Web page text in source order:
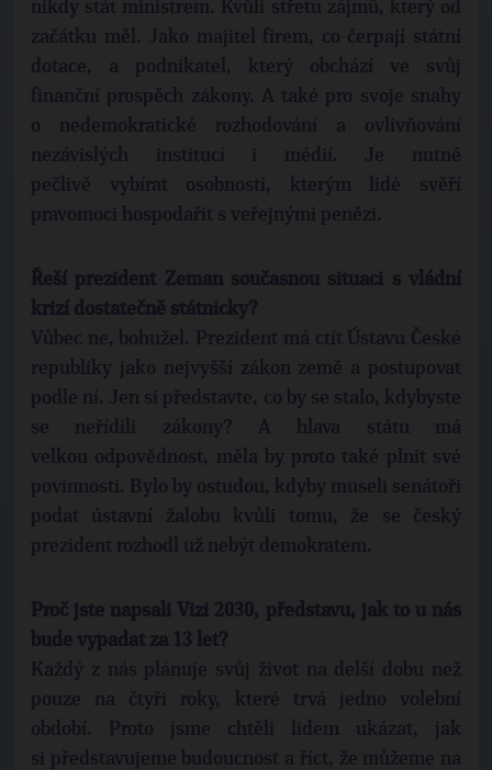
nikdy stát ministrem. Kvůli střetu zájmů, který od
začátku měl. Jako majitel firem, co čerpají státní
dotace, a podnikatel, který obchází ve svůj
finanční prospěch zákony. A také pro svoje snahy
o nedemokratické rozhodování a ovlivňování
nezávislých institucí i médií. Je nutné
pečlivě vybírat osobnosti, kterým lidé svěří
pravomoci hospodařit s veřejnými penězi.
Řeší prezident Zeman současnou situaci s vládní
krizí dostatečně státnicky?
Vůbec ne, bohužel. Prezident má ctít Ústavu České
republiky jako nejvyšší zákon země a postupovat
podle ní. Jen si představte, co by se stalo, kdybyste
se neřídili zákony? A hlava státu má
velkou odpovědnost, měla by proto také plnit své
povinnosti. Bylo by ostudou, kdyby museli senátoři
podat ústavní žalobu kvůli tomu, že se český
prezident rozhodl už nebýt demokratem.
Proč jste napsali Vizi 2030, představu, jak to u nás
bude vypadat za 13 let?
Každý z nás plánuje svůj život na delší dobu než
pouze na čtyři roky, které trvá jedno volební
období. Proto jsme chtěli lidem ukázat, jak
si představujeme budoucnost a říct, že můžeme na